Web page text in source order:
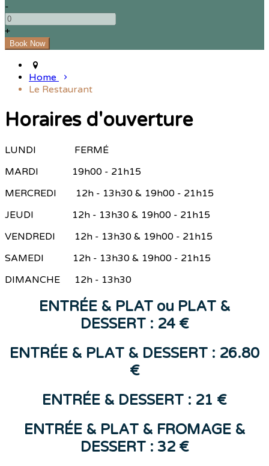
-
+
Home
Le Restaurant
Horaires d'ouverture
LUNDI FERMÉ
MARDI 19h00 - 21h15
MERCREDI 12h - 13h30 & 19h00 - 21h15
JEUDI 12h - 13h30 & 19h00 - 21h15
VENDREDI 12h - 13h30 & 19h00 - 21h15
SAMEDI 12h - 13h30 & 19h00 - 21h15
DIMANCHE 12h - 13h30
ENTRÉE & PLAT ou PLAT &
DESSERT : 24 €
ENTRÉE & PLAT & DESSERT : 26.80
€
ENTRÉE & DESSERT : 21 €
ENTRÉE & PLAT & FROMAGE &
DESSERT : 32 €